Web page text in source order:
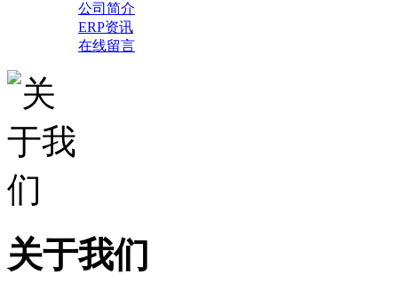
公司简介
ERP资讯
在线留言
关于我们